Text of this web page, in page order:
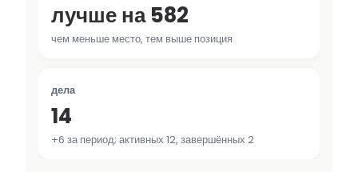
лучше на 582
чем меньше место, тем выше позиция
дела
14
+6 за период; активных 12, завершённых 2